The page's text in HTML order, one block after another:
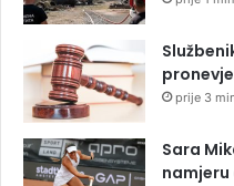
prije 3
Sara